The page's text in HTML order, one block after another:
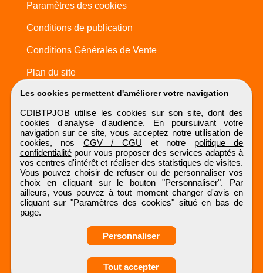
Obtenir ses
Les cookies permettent d'améliorer votre navigation
CDIBTPJOB utilise les cookies sur son site, dont des
cookies d'analyse d'audience. En poursuivant votre
navigation sur ce site, vous acceptez notre utilisation de
cookies, nos CGV / CGU et notre politique de
confidentialitépour vous proposer des services adaptés à
vos centres d'intérêt et réaliser des statistiques de visites.
Vous pouvez choisir de refuser ou de personnaliser vos
choix en cliquant sur le bouton "Personnaliser". Par
ailleurs, vous pouvez à tout moment changer d'avis en
cliquant sur "Paramètres des cookies" situé en bas de
page.
Personnaliser
Tout accepter
Paramètres des cookies
Conditions de publication
Conditions Générales de Vente
Plan du site